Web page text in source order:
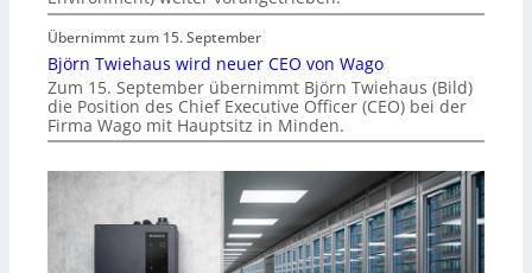
Übernimmt zum 15. September
Björn Twiehaus wird neuer CEO von Wago
Zum 15. September übernimmt Björn Twiehaus (Bild)
die Position des Chief Executive Officer (CEO) bei der
Firma Wago mit Hauptsitz in Minden.